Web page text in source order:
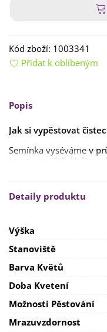
Kód zboží: 1003341
Přidat k oblíbeným
Popis
Jak si vypěstovat
Semínka vyséváme v
na stanoviště . Volíme
Čistec je
velmi
pozor jenna přemokření
Detaily produktu
Výška
Stanoviště
Barva Květů
Doba Kvetení
Možnosti Pěstování
Mrazuvzdornost